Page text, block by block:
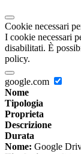
Cookie necessari
I cookie necessari
disabilitati. È
policy.
google.com
Nome
Tipologia
Proprieta
Descrizione
Durata
Nome: Google